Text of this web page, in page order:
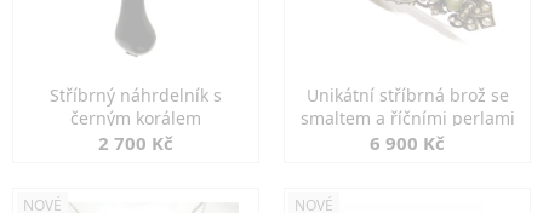
Stříbrný náhrdelník s
černým korálem
2 700 Kč
Unikátní stříbrná brož se
smaltem a říčními perlami
6 900 Kč
NOVÉ NOVÉ